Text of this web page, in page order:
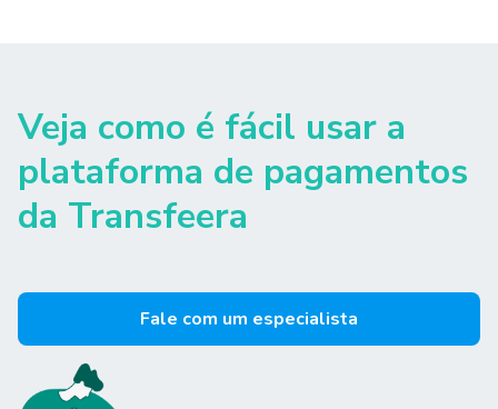
Veja como é fácil usar a
plataforma de pagamentos
da Transfeera
Fale com um especialista